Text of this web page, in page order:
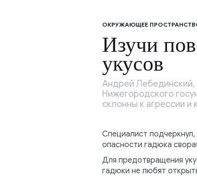
ОКРУЖАЮЩЕЕ
Изучи
укусов
Андрей Лебединский,
Нижегородского
склонны к агрессии и
Специалист
опасности гадюка
Для предотвращения
гадюки не любят